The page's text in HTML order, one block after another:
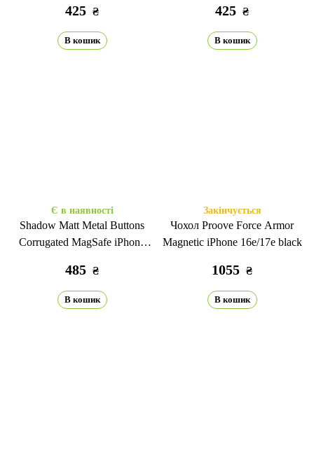
425 ₴
В кошик
425 ₴
В кошик
Є в наявності
Shadow Matt Metal Buttons
Corrugated MagSafe iPhone
485 ₴
В кошик
Закінчується
Чохол Proove Force Armor
Magnetic iPhone 16e/17е black
1055 ₴
В кошик